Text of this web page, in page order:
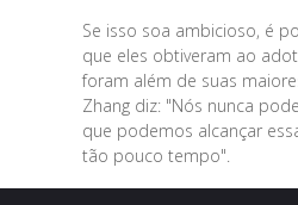
Se isso soa ambicioso, é
que eles obtiveram ao
foram além de suas
Zhang diz: "Nós nunca
que podemos alcançar
tão pouco tempo".